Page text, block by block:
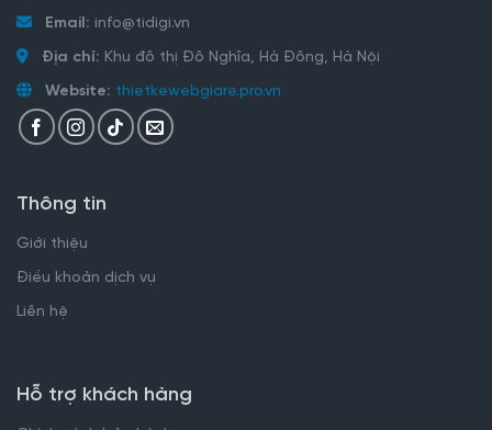
Email: info@tidigi.vn
Địa chỉ: Khu đô thị Đô Nghĩa, Hà Đông, Hà Nội
Website: thietkewebgiare.pro.vn
Thông tin
Giới thiệu
Điều khoản dịch vụ
Liên hệ
Hỗ trợ khách hàng